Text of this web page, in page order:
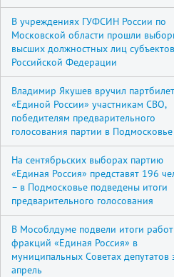
В учреждениях ГУФСИН России по
Московской области прошли
высших должностных лиц субъектов
Российской Федерации
Владимир Якушев вручил
«Единой России» участникам СВО,
победителям предварительного
голосования партии в Подмосковье
На сентябрьских выборах партию
«Единая Россия» представят 196
– в Подмосковье подведены итоги
предварительного голосования
В Мособлдуме подвели итоги
фракций «Единая Россия» в
муниципальных Советах депутатов
апрель